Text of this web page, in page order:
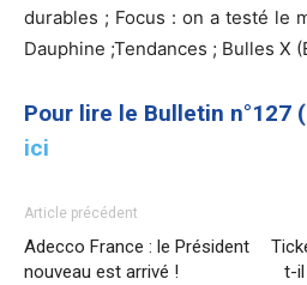
durables ; Focus : on a testé le
Dauphine ;Tendances ; Bulles X
Pour lire le Bulletin n°127
ici
Article précédent
Adecco France : le Président
nouveau est arrivé !
t-il